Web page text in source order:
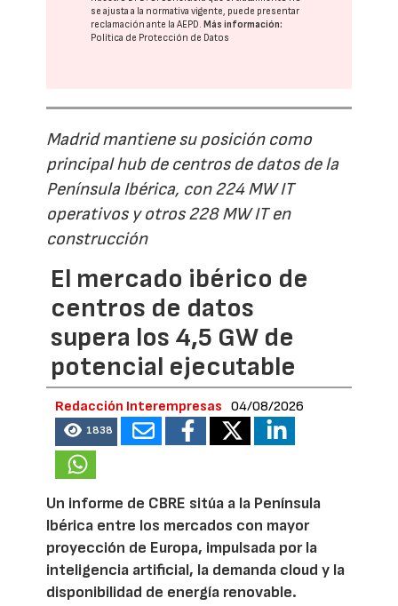
se ajusta a la normativa vigente, puede presentar
reclamación ante laAEPD.Más información:
Política de Protección de Datos
Madrid mantiene su posición como
principal hub de centros de datos de la
Península Ibérica, con 224 MW IT
operativos y otros 228 MW IT en
construcción
El mercado ibérico de
centros de datos
supera los 4,5 GW de
potencial ejecutable
Redacción Interempresas 04/08/2026
1838
Un informe de CBRE sitúa a la Península
Ibérica entre los mercados con mayor
proyección de Europa, impulsada por la
inteligencia artificial, la demanda cloud y la
disponibilidad de energía renovable.